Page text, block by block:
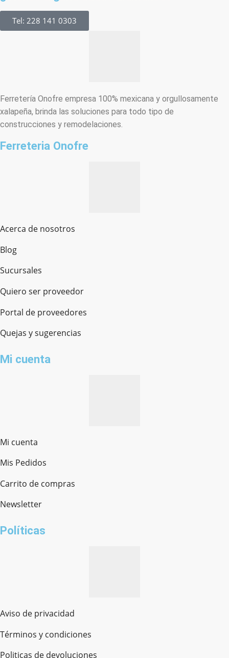
Tel: 228 141 0303
Ferretería Onofre empresa 100% mexicana y orgullosamente
xalapeña, brinda las soluciones para todo tipo de
construcciones y remodelaciones.
Ferreteria Onofre
Acerca de nosotros
Blog
Sucursales
Quiero ser proveedor
Portal de proveedores
Quejas y sugerencias
Mi cuenta
Mi cuenta
Mis Pedidos
Carrito de compras
Newsletter
Políticas
Aviso de privacidad
Términos y condiciones
Politicas de devoluciones